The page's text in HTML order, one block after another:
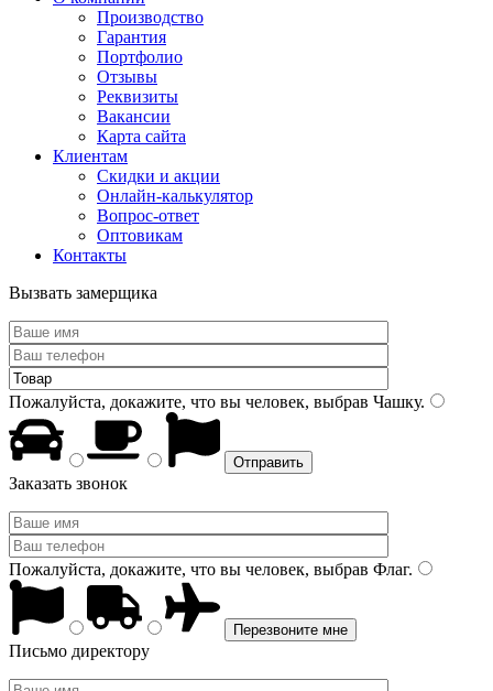
Производство
Гарантия
Портфолио
Отзывы
Реквизиты
Вакансии
Карта сайта
Клиентам
Скидки и акции
Онлайн-калькулятор
Вопрос-ответ
Оптовикам
Контакты
Вызвать замерщика
Пожалуйста, докажите, что вы человек, выбрав Чашку.
Заказать звонок
Пожалуйста, докажите, что вы человек, выбрав Флаг.
Письмо директору